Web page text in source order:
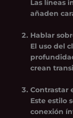
Las líneas
añaden
Hablar
El uso del
crean
Contrastar
Este estilo
conexión